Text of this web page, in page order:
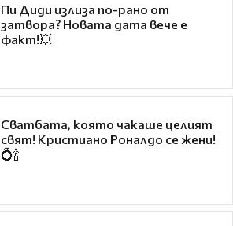
Пи Диди излиза по-рано от
затвора? Новата дата вече е
факт!💥
Сватбата, която чакаше целият
свят! Кристиано Роналдо се жени!
💍🍾